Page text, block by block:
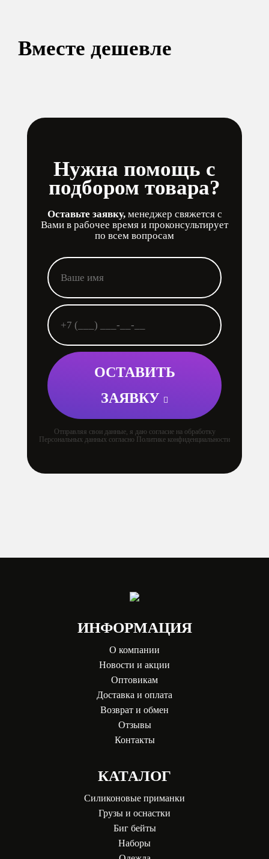
Вместе дешевле
Нужна помощь с
подбором товара?
Оставьте заявку,менеджер свяжется с
Вами в рабочее время и проконсультирует
по всем вопросам
ОСТАВИТЬ
ЗАЯВКУ
Отправляя свои данные, я даю согласие на обработку
Персональных данных согласно Политике конфиденциальности
ИНФОРМАЦИЯ
О компании
Новости и акции
Оптовикам
Доставка и оплата
Возврат и обмен
Отзывы
Контакты
КАТАЛОГ
Силиконовые приманки
Грузы и оснастки
Биг бейты
Наборы